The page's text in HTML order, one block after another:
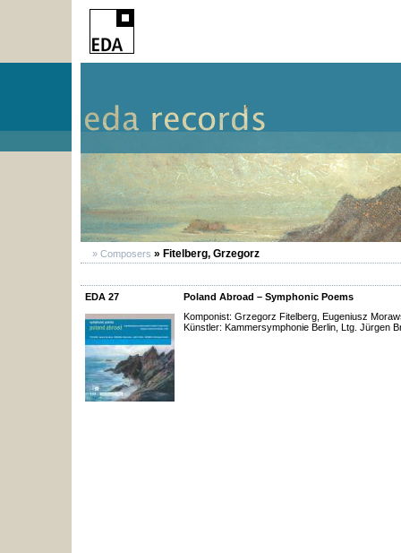
» Composers » Fitelberg, Grzegorz
EDA 27
Poland Abroad – Symphonic Poems
Komponist: Grzegorz Fitelberg, Eugeniusz
Künstler: Kammersymphonie Berlin, Ltg. Jürgen